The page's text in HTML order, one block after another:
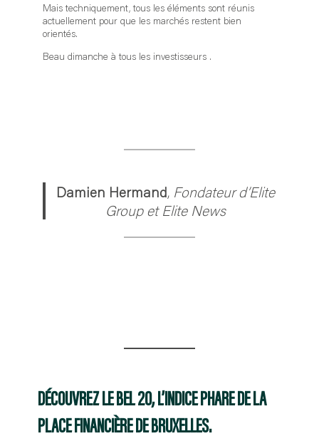
Mais techniquement, tous les éléments sont réunis
actuellement pour que les marchés restent bien
orientés.
Beau dimanche à tous les investisseurs .
Damien Hermand, Fondateur d’Elite
Group et Elite News
DÉCOUVREZ LE BEL 20, L’INDICE PHARE DE LA
PLACE FINANCIÈRE DE BRUXELLES.